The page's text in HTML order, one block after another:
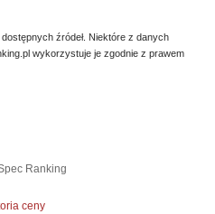
źródeł. Niektóre z danych
wykorzystuje je zgodnie z prawem
Ranking
ceny